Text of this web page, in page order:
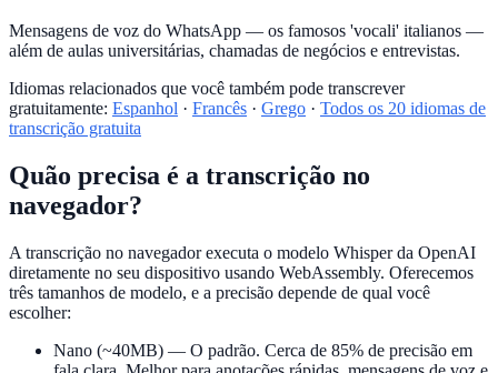
Mensagens de voz do WhatsApp — os famosos 'vocali' italianos —
além de aulas universitárias, chamadas de negócios e entrevistas.
Idiomas relacionados que você também pode transcrever
gratuitamente: Espanhol · Francês · Grego · Todos os 20 idiomas de
transcrição gratuita
Quão precisa é a transcrição no
navegador?
A transcrição no navegador executa o modelo Whisper da OpenAI
diretamente no seu dispositivo usando WebAssembly. Oferecemos
três tamanhos de modelo, e a precisão depende de qual você
escolher:
Nano (~40MB) — O padrão. Cerca de 85% de precisão em